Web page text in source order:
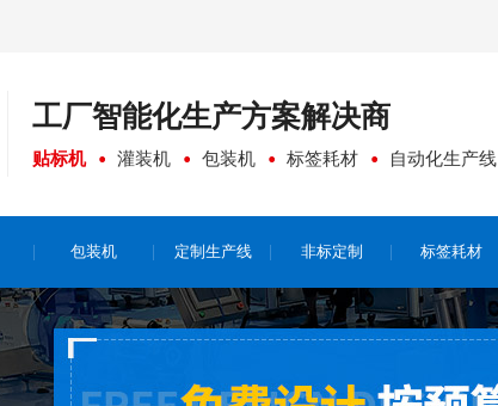
工厂智能化生产方案解决商
贴标机 灌装机 包装机 标签耗材 自动化生产线
包装机 定制生产线 非标定制 标签耗材